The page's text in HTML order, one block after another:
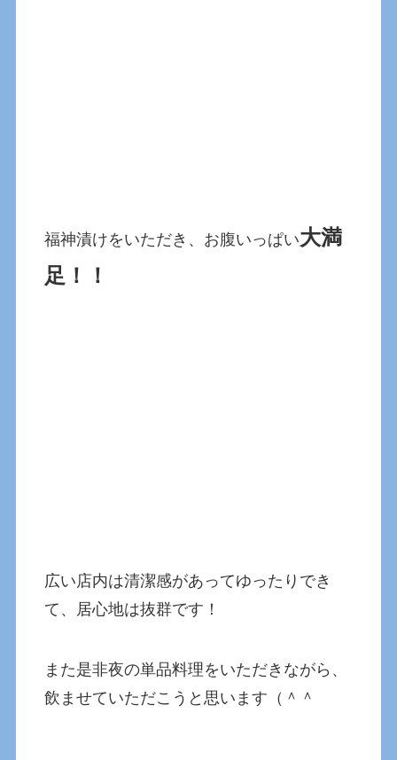
福神漬けをいただき、お腹いっぱい大満
足！！
広い店内は清潔感があってゆったりでき
て、居心地は抜群です！
また是非夜の単品料理をいただきながら、
飲ませていただこうと思います（＾＾